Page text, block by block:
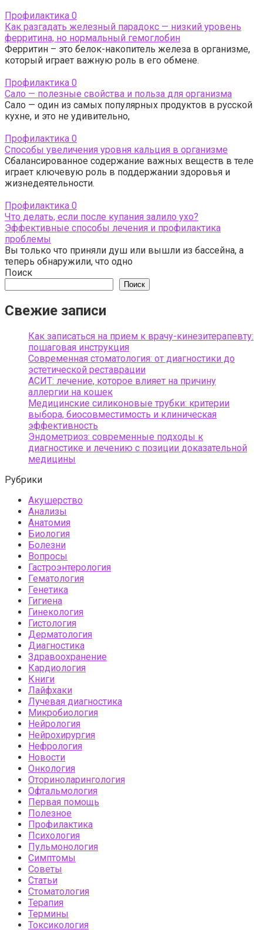
Профилактика 0
Как разгадать железный парадокс — низкий уровень
ферритина, но нормальный гемоглобин
Ферритин – это белок-накопитель железа в организме,
который играет важную роль в его обмене.
Профилактика 0
Сало — полезные свойства и польза для организма
Сало — один из самых популярных продуктов в русской
кухне, и это не удивительно,
Профилактика 0
Способы увеличения уровня кальция в организме
Сбалансированное содержание важных веществ в теле
играет ключевую роль в поддержании здоровья и
жизнедеятельности.
Профилактика 0
Что делать, если после купания залило ухо?
Эффективные способы лечения и профилактика
проблемы
Вы только что приняли душ или вышли из бассейна, а
теперь обнаружили, что одно
Поиск
Поиск
Свежие записи
Как записаться на прием к врачу-кинезитерапевту:
пошаговая инструкция
Современная стоматология: от диагностики до
эстетической реставрации
АСИТ: лечение, которое влияет на причину
аллергии на кошек
Медицинские силиконовые трубки: критерии
выбора, биосовместимость и клиническая
эффективность
Эндометриоз: современные подходы к
диагностике и лечению с позиции доказательной
медицины
Рубрики
Акушерство
Анализы
Анатомия
Биология
Болезни
Вопросы
Гастроэнтерология
Гематология
Генетика
Гигиена
Гинекология
Гистология
Дерматология
Диагностика
Здравоохранение
Кардиология
Книги
Лайфхаки
Лучевая диагностика
Микробиология
Нейрология
Нейрохирургия
Нефрология
Новости
Онкология
Оториноларингология
Офтальмология
Первая помощь
Полезное
Профилактика
Психология
Пульмонология
Симптомы
Советы
Статьи
Стоматология
Терапия
Термины
Токсикология